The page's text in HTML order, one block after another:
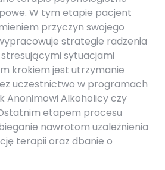
W tym etapie pacjent
przyczyn swojego
strategie radzenia
sytuacjami
krokiem jest utrzymanie
uczestnictwo w programach
Anonimowi Alkoholicy czy
etapem procesu
nawrotom uzależnienia
terapii oraz dbanie o